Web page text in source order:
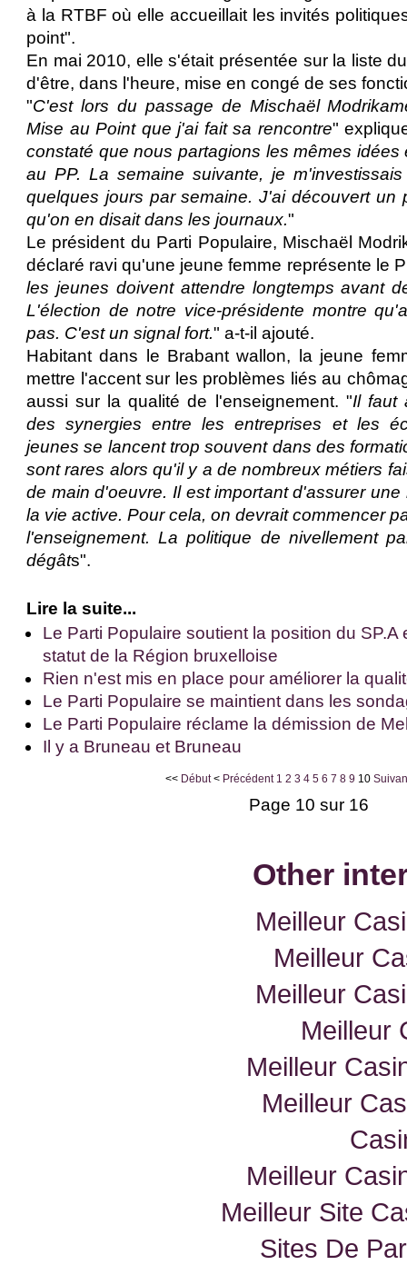
à la RTBF où elle accueillait les invités
point".
En mai 2010, elle s'était présentée sur la liste
d'être, dans l'heure, mise en congé de ses
"C'est lors du passage de Mischaël
Mise au Point que j'ai fait sa rencontre"
constaté que nous partagions les mêmes idées
au PP. La semaine suivante, je
quelques jours par semaine. J'ai découvert un
qu'on en disait dans les journaux."
Le président du Parti Populaire, Mischaël
déclaré ravi qu'une jeune femme représente le
les jeunes doivent attendre longtemps avant
L'élection de notre vice-présidente montre
pas. C'est un signal fort." a-t-il ajouté.
Habitant dans le Brabant wallon, la jeune
mettre l'accent sur les problèmes liés au
aussi sur la qualité de l'enseignement. "Il faut
des synergies entre les entreprises et les
jeunes se lancent trop souvent dans des
sont rares alors qu'il y a de nombreux métiers
de main d'oeuvre. Il est important d'assurer
la vie active. Pour cela, on devrait commencer
l'enseignement. La politique de nivellement
dégâts".
Lire la suite...
Le Parti Populaire soutient la position du SP.A
statut de la Région bruxelloise
Rien n'est mis en place pour améliorer la
Le Parti Populaire se maintient dans les
Le Parti Populaire réclame la démission de
Il y a Bruneau et Bruneau
<< Début< Précédent 1 2 3 4 5 6 7 8 9 10
Page 10 sur 16
Other
Meilleur
Meilleur
Meilleur
Meilleur
Meilleur
Meilleur
Meilleur
Meilleur Site
Sites De